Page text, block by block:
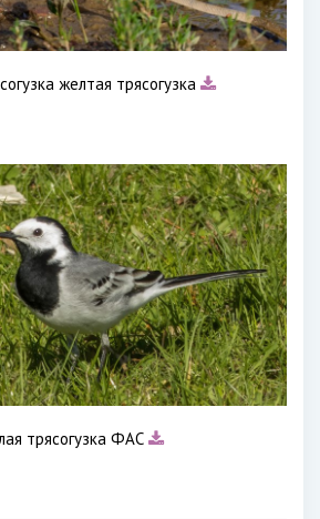
желтая трясогузка
трясогузка ФАС